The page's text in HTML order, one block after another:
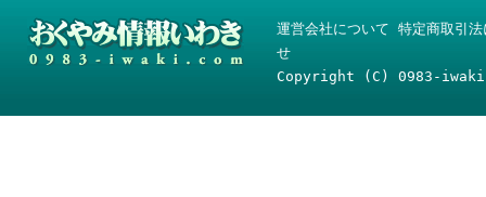
運営会社について 特定商取引
せ
Copyright (C) 0983-